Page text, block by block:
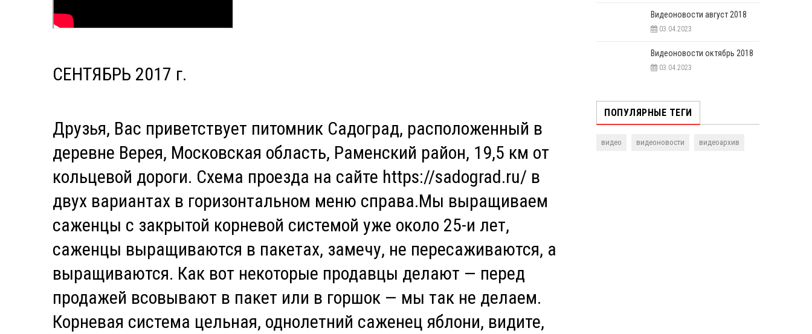
СЕНТЯБРЬ 2017 г.
Друзья, Вас приветствует питомник Садоград, расположенный в
деревне Верея, Московская область, Раменский район, 19,5 км от
кольцевой дороги. Схема проезда на сайте https://sadograd.ru/ в
двух вариантах в горизонтальном меню справа.Мы выращиваем
саженцы с закрытой корневой системой уже около 25-и лет,
саженцы выращиваются в пакетах, замечу, не пересаживаются, а
выращиваются. Как вот некоторые продавцы делают — перед
продажей всовывают в пакет или в горшок — мы так не делаем.
Корневая система цельная, однолетний саженец яблони, видите,
Видеоновости август 2018
03.04.2023
Видеоновости октябрь 2018
03.04.2023
ПОПУЛЯРНЫЕ ТЕГИ
видео видеоновости видеоархив